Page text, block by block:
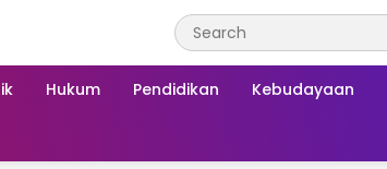
Hukum Pendidikan Kebudayaan